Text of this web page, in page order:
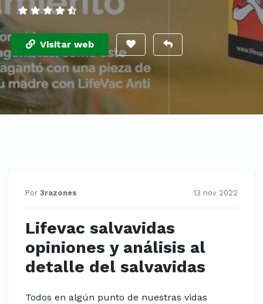
Visitar web
Por 3razones 13 nov 2022
Lifevac salvavidas
opiniones y análisis al
detalle del salvavidas
Todos en algún punto de nuestras vidas